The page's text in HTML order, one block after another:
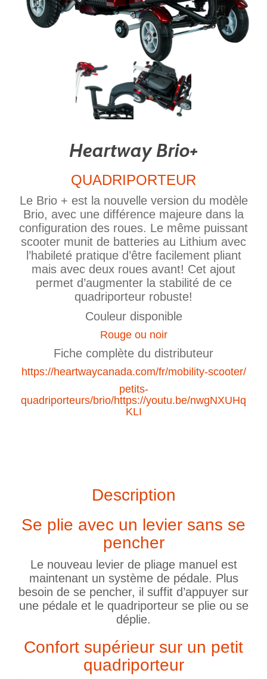
Heartway Brio+
QUADRIPORTEUR
Le Brio + est la nouvelle version du modèle
Brio, avec une différence majeure dans la
configuration des roues. Le même puissant
scooter munit de batteries au Lithium avec
l’habileté pratique d’être facilement pliant
mais avec deux roues avant! Cet ajout
permet d’augmenter la stabilité de ce
quadriporteur robuste!
Couleur disponible
Rouge ou noir
Fiche complète du distributeur
https://heartwaycanada.com/fr/mobility-scooter/
petits-
quadriporteurs/brio/https://youtu.be/nwgNXUHq
KLI
Description
Se plie avec un levier sans se
pencher
Le nouveau levier de pliage manuel est
maintenant un système de pédale. Plus
besoin de se pencher, il suffit d’appuyer sur
une pédale et le quadriporteur se plie ou se
déplie.
Confort supérieur sur un petit
quadriporteur